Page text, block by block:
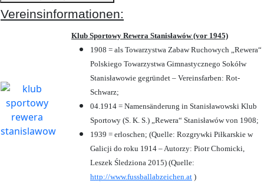
Vereinsinformationen:
Klub Sportowy Rewera Stanisławów (vor 1945)
1908 = als Towarzystwa Zabaw Ruchowych „Rewera“
Polskiego Towarzystwa Gimnastycznego Sokółw
Stanisławowie gegründet – Vereinsfarben: Rot-
Schwarz;
04.1914 = Namensänderung in Stanisławowski Klub
Sportowy (S. K. S.) „Rewera“ Stanisławów von 1908;
1939 = erloschen; (Quelle: Rozgrywki Piłkarskie w
Galicji do roku 1914 – Autorzy: Piotr Chomicki,
Leszek Śledziona 2015) (Quelle:
http://www.fussballabzeichen.at )